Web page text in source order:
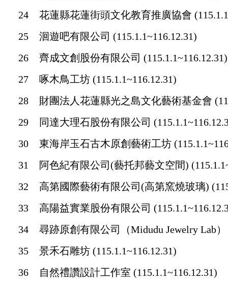
24
花蓮縣花蓮街頭文化教育推廣協會
25
洄遊吧有限公司 (115.1.1~116.12.31)
26
齊成文創股份有限公司 (115.1.1~116.12.31)
27
啄木鳥工坊 (115.1.1~116.12.31)
28
財團法人花蓮縣光之島文化藝術基金會
29
同達大理石股份有限公司
30
東海岸玉石古木原創藝術工坊
31
阿色紀有限公司(藝托邦藝文空間)
32
高第國際藝術有限公司(高第窯燒玻璃)
33
高陽益實業股份有限公司
34
尋跡原創有限公司（Midudu Jewelry Lab）
35
景禾石雕坊 (115.1.1~116.12.31)
36
自然禮讚設計工作室 (115.1.1~116.12.31)